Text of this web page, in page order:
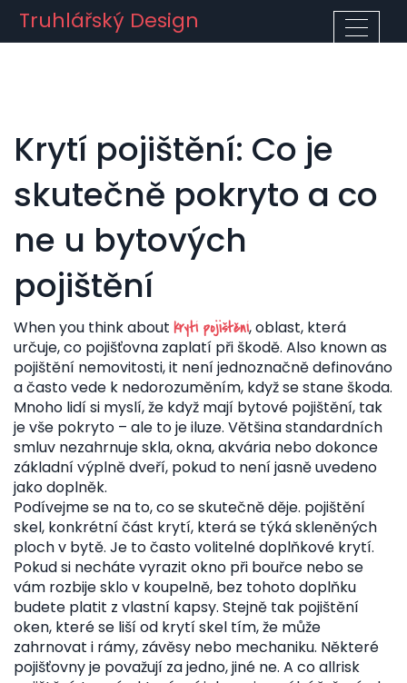
Truhlářský Design
Krytí pojištění: Co je
skutečně pokryto a co
ne u bytových
pojištění
When you think about krytí pojištění,oblast, která
určuje, co pojišťovna zaplatí při škodě. Also known as
pojištění nemovitosti, it není jednoznačně definováno
a často vede k nedorozuměním, když se stane škoda.
Mnoho lidí si myslí, že když mají bytové pojištění, tak
je vše pokryto – ale to je iluze. Většina standardních
smluv nezahrnuje skla, okna, akvária nebo dokonce
základní výplně dveří, pokud to není jasně uvedeno
jako doplněk.
Podívejme se na to, co se skutečně děje. pojištění
skel, konkrétní část krytí, která se týká skleněných
ploch v bytě. Je to často volitelné doplňkové krytí.
Pokud si necháte vyrazit okno při bouřce nebo se
vám rozbije sklo v koupelně, bez tohoto doplňku
budete platit z vlastní kapsy. Stejně tak pojištění
oken, které se liší od krytí skel tím, že může
zahrnovat i rámy, závěsy nebo mechaniku. Některé
pojišťovny je považují za jedno, jiné ne. A coallrisk